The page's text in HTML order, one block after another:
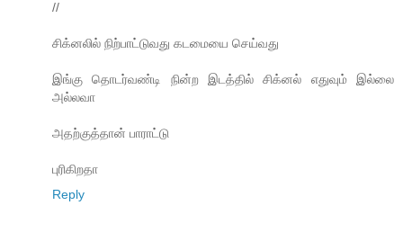
//
சிக்னலில் நிற்பாட்டுவது கடமையை செய்வது
இங்கு தொடர்வண்டி நின்ற இடத்தில் சிக்னல் எதுவும் இல்லை
அல்லவா
அதற்குத்தான் பாராட்டு
புரிகிறதா
Reply